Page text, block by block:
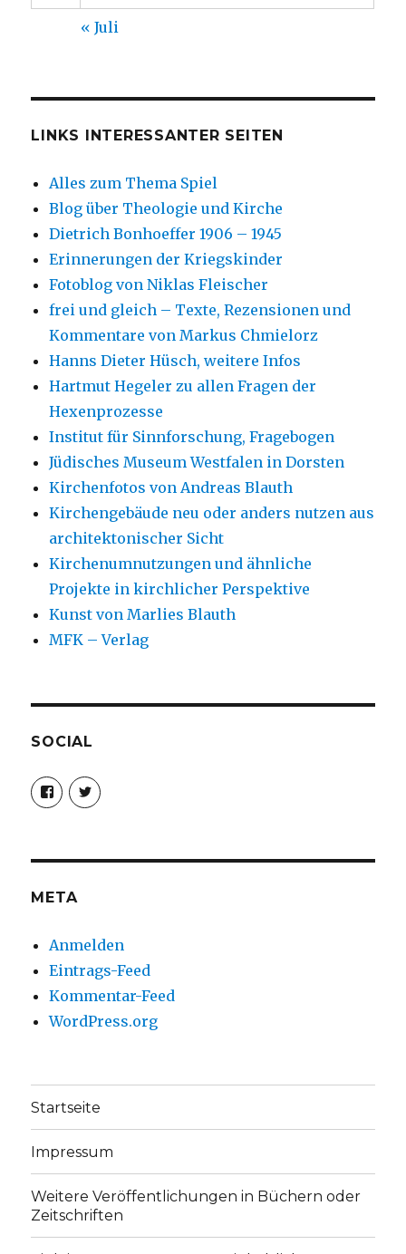
« Juli
LINKS INTERESSANTER SEITEN
Alles zum Thema Spiel
Blog über Theologie und Kirche
Dietrich Bonhoeffer 1906 – 1945
Erinnerungen der Kriegskinder
Fotoblog von Niklas Fleischer
frei und gleich – Texte, Rezensionen und
Kommentare von Markus Chmielorz
Hanns Dieter Hüsch, weitere Infos
Hartmut Hegeler zu allen Fragen der
Hexenprozesse
Institut für Sinnforschung, Fragebogen
Jüdisches Museum Westfalen in Dorsten
Kirchenfotos von Andreas Blauth
Kirchengebäude neu oder anders nutzen aus
architektonischer Sicht
Kirchenumnutzungen und ähnliche
Projekte in kirchlicher Perspektive
Kunst von Marlies Blauth
MFK – Verlag
SOCIAL
Profil
von
christoph.fleischer1
anzeigen
Profil
von
anzeigen
META
Anmelden
Eintrags-Feed
Kommentar-Feed
WordPress.org
Startseite
Impressum
Weitere Veröffentlichungen in Büchern oder
Zeitschriften